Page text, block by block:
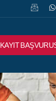
KAYIT